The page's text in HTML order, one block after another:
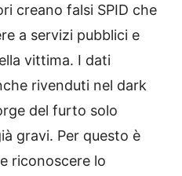
creano falsi SPID che
a servizi pubblici e
vittima. I dati
rivenduti nel dark
del furto solo
gravi. Per questo è
riconoscere lo